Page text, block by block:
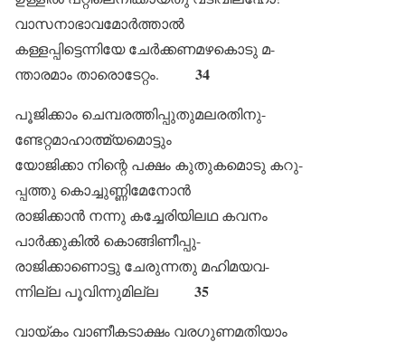
വാസനാഭാവമോർത്താൽ
കള്ളപ്പിട്ടെന്നിയേ ചേർക്കണമഴകൊടു മ-
ന്താരമാം താരൊടേറ്റം.
34
പൂജിക്കാം ചെമ്പരത്തിപ്പുതുമലരതിനു-
ണ്ടേറ്റമാഹാത്മ്യമൊട്ടും
യോജിക്കാ നിന്റെ പക്ഷം കുതുകമൊടു കറു-
പ്പത്തു കൊച്ചുണ്ണിമേനോൻ
രാജിക്കാൻ നന്നു കച്ചേരിയിലഥ കവനം
പാർക്കുകിൽ കൊങ്ങിണീപ്പു-
രാജിക്കാണൊട്ടു ചേരുന്നതു മഹിമയവ-
ന്നില്ല പൂവിന്നുമില്ല
35
വായ്കം വാണീകടാക്ഷം വരഗുണമതിയാം